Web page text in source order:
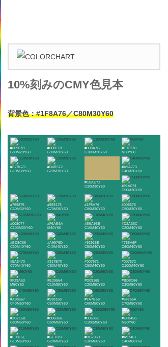
10%刻みのCMY色見本
背景色：#1F8A76／C80M30Y60
#00967B
C80M20Y60
#008F7B
C90M20Y60
#008A7C
C100M20Y60
#F9C270
M30Y60
#E7BC71
C10M30Y60
#D4B572
C20M30Y60
#C0AE72
C30M30Y60
#A9A773
C40M30Y60
#91A074
C50M30Y60
#759875
C60M30Y60
#559175
C70M30Y60
#1F8A76
C80M30Y60
#008576
C90M30Y60
#008077
C100M30Y60
#F6AE6A
M40Y60
#E5A96B
C10M40Y60
#D2A36C
C20M40Y60
#BD8C66
C30M40Y60
#A9976D
C40M40Y60
#92916E
C50M40Y60
#788A6F
C60M40Y60
#5A8470
C70M40Y60
#317E70
C80M40Y60
#007971
C90M40Y60
#007572
C100M40Y60
#F29A63
M50Y60
#E29564
C10M50Y60
#D09165
C20M50Y60
#BD8C66
C30M50Y60
#A98667
C40M50Y60
#938168
C50M50Y60
#7A7B69
C60M50Y60
#5F766A
C70M50Y60
#3C716B
C80M50Y60
#006D6B
C90M50Y60
#00696C
C100M50Y60
#EF845C
M60Y60
#E0815E
C10M60Y60
#CE7D5F
C20M60Y60
#BC7960
C30M60Y60
#A97461
C40M60Y60